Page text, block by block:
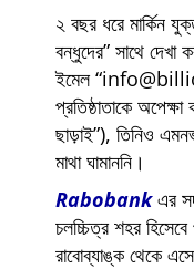
২ বছর ধরে মার্কিন
বন্ধুদের সাথে দেখা
ইমেল
প্রতিষ্ঠাতাকে
ছাড়াই ), তিনিও
মাথা ঘামাননি।
Rabobankএর
চলচ্চিত্র শহর
রাবোব্যাঙ্ক থেকে